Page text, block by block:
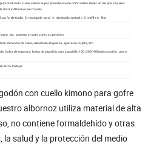
suave cálido Super absorbente de color sólido Hotel Home Spa mujeres
dormir Albornoz de franela
paño de toalla 3. terciopelo coral 4. terciopelo cortado 5. waffle 6. Tela
etc. podemos hacer como su petición
de calor, sellado de etiquetas, ajuste de tarjeta, etc.
bolsa de organza, bolsa de algodón para zapatilla, 100/200/400pairs/cartón, como
15days
con cuello kimono para gofre
albornoz utiliza material de alta
no contiene formaldehído y otras
salud y la protección del medio